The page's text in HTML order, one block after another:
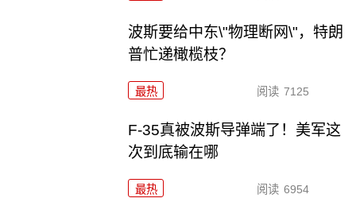
波斯要给中东\"物理断网\"，特朗
普忙递橄榄枝？
最热 阅读 7125
F-35真被波斯导弹端了！美军这
次到底输在哪
最热 阅读 6954